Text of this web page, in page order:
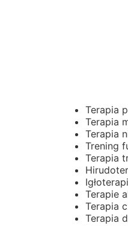
Terapia
Terapia
Terapia
Trening
Terapia
Terapie
Terapia
Terapia